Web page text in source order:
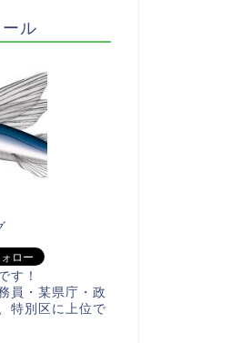
ル
す！
員・某県庁・政
特別区に上位で